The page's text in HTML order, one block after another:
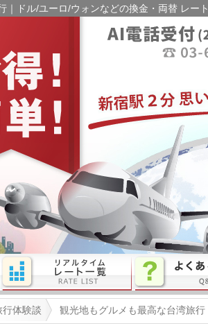
ドル/ユーロ/ウォンなどの換金・両替 レート
行体験談 観光地もグルメも最高な台湾旅行